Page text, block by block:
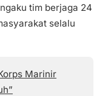
tim berjaga 24
selalu
Marinir